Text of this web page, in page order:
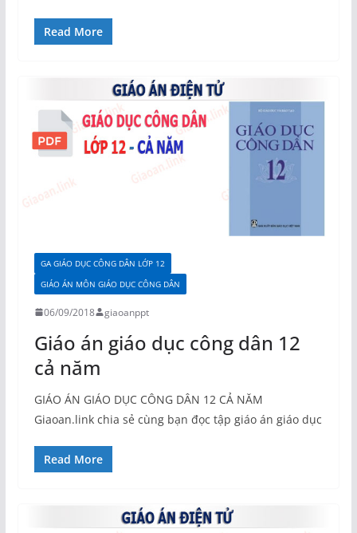
Read More
GA GIÁO DỤC CÔNG DÂN LỚP 12
GIÁO ÁN MÔN GIÁO DỤC CÔNG DÂN
06/09/2018 giaoanppt
Giáo án giáo dục công dân 12
cả năm
GIÁO ÁN GIÁO DỤC CÔNG DÂN 12 CẢ NĂM
Giaoan.link chia sẻ cùng bạn đọc tập giáo án giáo dục
Read More